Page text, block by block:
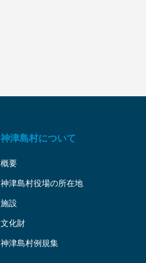
神津島村について
概要
神津島村役場の所在地
施設
文化財
神津島村例規集